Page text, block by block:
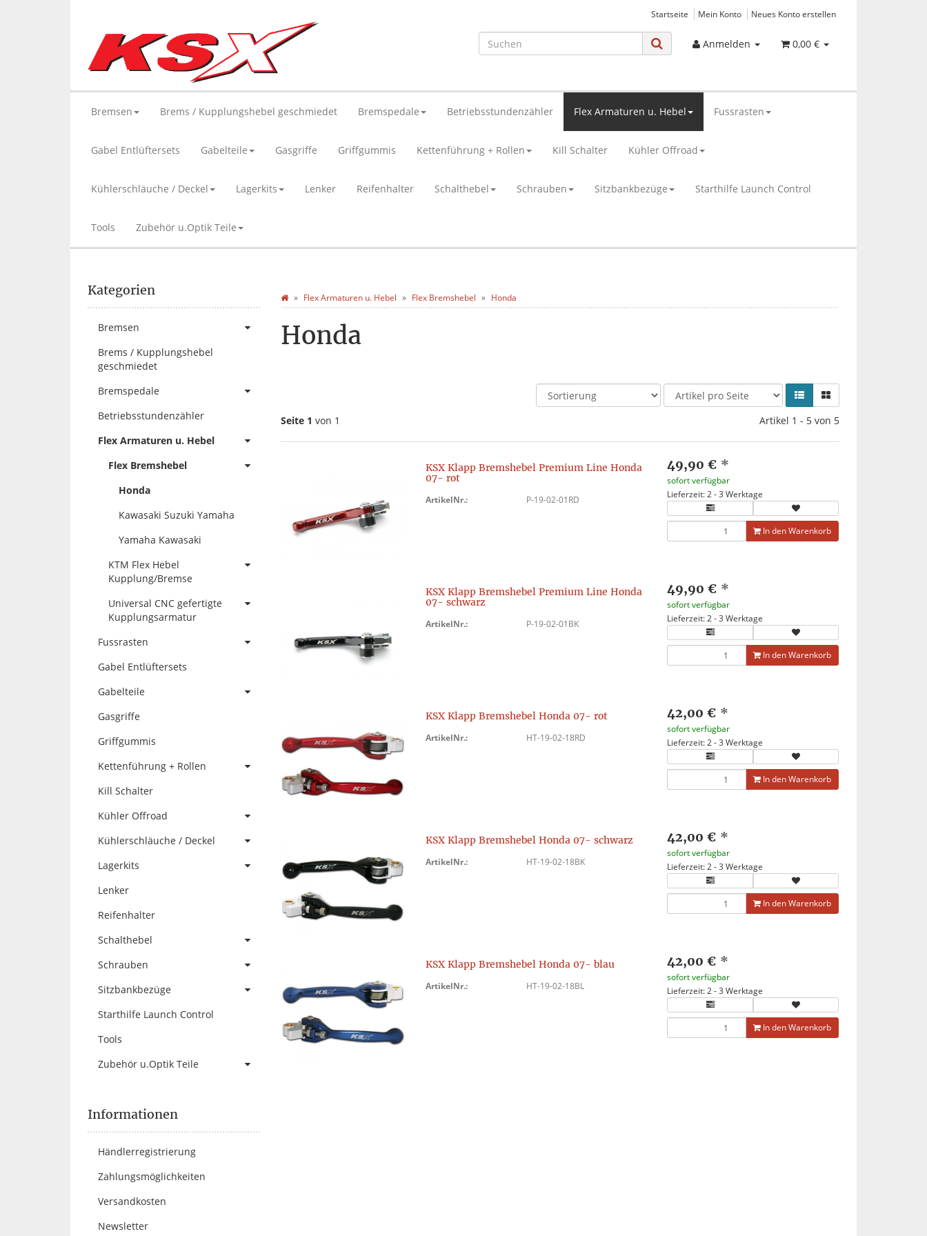
Startseite Mein Konto Neues Konto erstellen
Anmelden 0,00 €
Bremsen Brems / Kupplungshebel geschmiedet Bremspedale Betriebsstundenzähler Flex Armaturen u. Hebel Fussrasten
Gabel Entlüftersets Gabelteile Gasgriffe Griffgummis Kettenführung + Rollen Kill Schalter Kühler Offroad
Kühlerschläuche / Deckel Lagerkits Lenker Reifenhalter Schalthebel Schrauben Sitzbankbezüge Starthilfe Launch Control
Tools Zubehör u.Optik Teile
Flex Armaturen u. Hebel Flex Bremshebel Honda
Honda
Seite 1 von 1 Artikel 1 - 5 von 5
KSX Klapp Bremshebel Premium Line Honda
07- rot
ArtikelNr.: P-19-02-01RD
49,90 € *
sofort verfügbar
Lieferzeit: 2 - 3 Werktage
In den Warenkorb
KSX Klapp Bremshebel Premium Line Honda
07- schwarz
ArtikelNr.: P-19-02-01BK
49,90 € *
sofort verfügbar
Lieferzeit: 2 - 3 Werktage
In den Warenkorb
KSX Klapp Bremshebel Honda 07- rot
ArtikelNr.: HT-19-02-18RD
42,00 € *
sofort verfügbar
Lieferzeit: 2 - 3 Werktage
In den Warenkorb
KSX Klapp Bremshebel Honda 07- schwarz
ArtikelNr.: HT-19-02-18BK
42,00 € *
sofort verfügbar
Lieferzeit: 2 - 3 Werktage
In den Warenkorb
KSX Klapp Bremshebel Honda 07- blau
ArtikelNr.: HT-19-02-18BL
42,00 € *
sofort verfügbar
Lieferzeit: 2 - 3 Werktage
In den Warenkorb
Kategorien
Bremsen
Brems / Kupplungshebel
geschmiedet
Bremspedale
Betriebsstundenzähler
Flex Armaturen u. Hebel
Flex Bremshebel
Honda
Kawasaki Suzuki Yamaha
Yamaha Kawasaki
KTM Flex Hebel
Kupplung/Bremse
Universal CNC gefertigte
Kupplungsarmatur
Fussrasten
Gabel Entlüftersets
Gabelteile
Gasgriffe
Griffgummis
Kettenführung + Rollen
Kill Schalter
Kühler Offroad
Kühlerschläuche / Deckel
Lagerkits
Lenker
Reifenhalter
Schalthebel
Schrauben
Sitzbankbezüge
Starthilfe Launch Control
Tools
Zubehör u.Optik Teile
Informationen
Händlerregistrierung
Zahlungsmöglichkeiten
Versandkosten
Newsletter